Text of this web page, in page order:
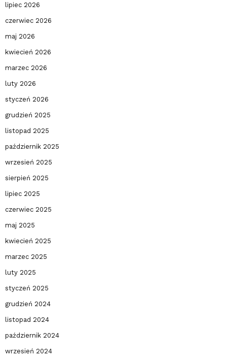
lipiec 2026
czerwiec 2026
maj 2026
kwiecień 2026
marzec 2026
luty 2026
styczeń 2026
grudzień 2025
listopad 2025
październik 2025
wrzesień 2025
sierpień 2025
lipiec 2025
czerwiec 2025
maj 2025
kwiecień 2025
marzec 2025
luty 2025
styczeń 2025
grudzień 2024
listopad 2024
październik 2024
wrzesień 2024